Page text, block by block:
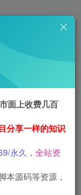
0 155 49
看->点单带
面上收费几百
分享一样的知识
永久， 全站资
本源码等资源，